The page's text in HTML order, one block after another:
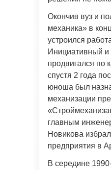
Окончив вуз и
механика» в
устроился
Инициативный и
продвигался по
спустя 2 года
юноша был
механизации
главным
Новикова
предприятия в
В середине